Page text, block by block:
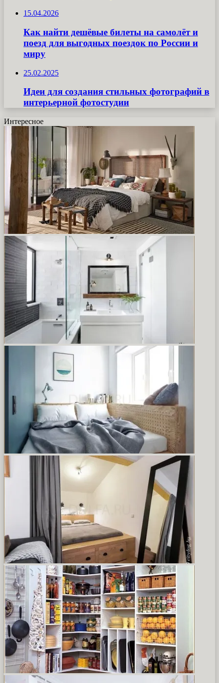
15.04.2026
Как найти дешёвые билеты на самолёт и
поезд для выгодных поездок по России и
миру
25.02.2025
Идеи для создания стильных фотографий в
интерьерной фотостудии
Интересное